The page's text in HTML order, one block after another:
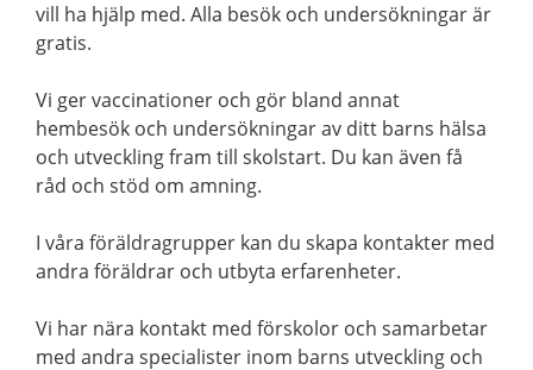
vill ha hjälp med. Alla besök och undersökningar är
gratis.
Vi ger vaccinationer och gör bland annat
hembesök och undersökningar av ditt barns hälsa
och utveckling fram till skolstart. Du kan även få
råd och stöd om amning.
I våra föräldragrupper kan du skapa kontakter med
andra föräldrar och utbyta erfarenheter.
Vi har nära kontakt med förskolor och samarbetar
med andra specialister inom barns utveckling och